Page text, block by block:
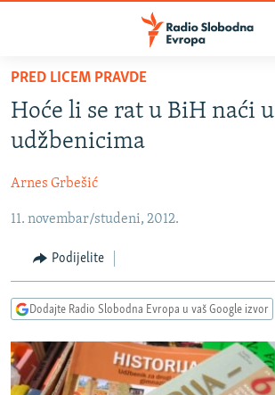
Pređite
glavni
sadržaj
na
navigaciju
Pređite
pretragu
BOSNA I HERCEGOVINA
KOSOVO
CRNA GORA
VIZUELNO
FOTOGALERIJE
INFOGRAFIKE
PODCASTI
RAT U UKRAJINI
KINA NA BALKANU
RSE PRIČE IZ SVIJETA
PRED LICEM PRAVDE
Hoće li se rat u BiH naći u
udžbenicima
Arnes Grbešić
11. novembar/studeni, 2012.
Podijelite
Dodajte Radio Slobodna Evropa u vaš Google izvor